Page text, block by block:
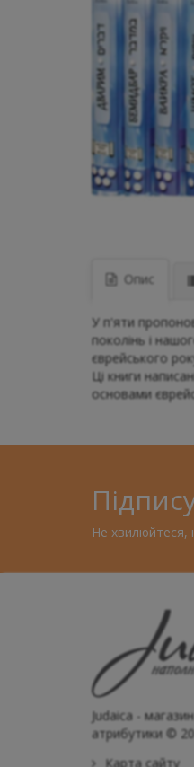
Опис
У п'яти
поколінь і
єврейського
Ці книги
основами
Не хвилюйтеся,
Judaica -
атрибутики ©
Карта сайту